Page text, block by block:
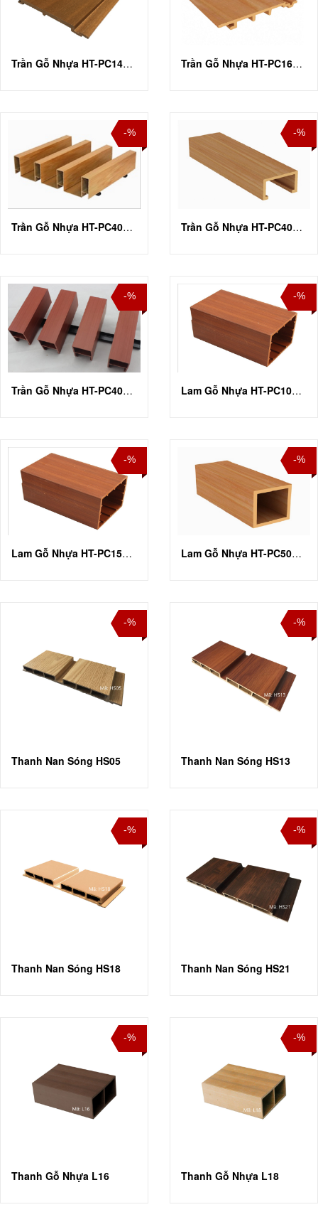
Trần Gỗ Nhựa HT-PC140T10 Trần Gỗ Nhựa HT-PC168T16
-%
Trần Gỗ Nhựa HT-PC40U100
-%
Trần Gỗ Nhựa HT-PC40U50
-%
Trần Gỗ Nhựa HT-PC40U75
-%
Lam Gỗ Nhựa HT-PC105H105
-%
Lam Gỗ Nhựa HT-PC150H150
-%
Lam Gỗ Nhựa HT-PC50H50
-%
Thanh Nan Sóng HS05
-%
Thanh Nan Sóng HS13
-%
Thanh Nan Sóng HS18
-%
Thanh Nan Sóng HS21
-%
Thanh Gỗ Nhựa L16
-%
Thanh Gỗ Nhựa L18